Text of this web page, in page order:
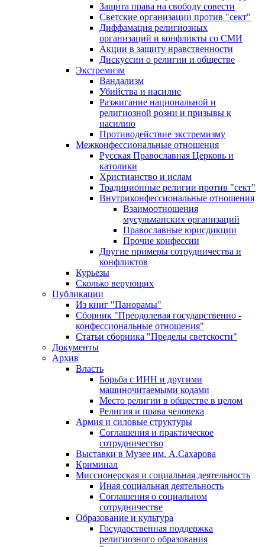
Защита права на свободу совести
Светские организации против "сект"
Диффамация религиозных
организаций и конфликты со СМИ
Акции в защиту нравственности
Дискуссии о религии и обществе
Экстремизм
Вандализм
Убийства и насилие
Разжигание национальной и
религиозной розни и призывы к
насилию
Противодействие экстремизму
Межконфессиональные отношения
Русская Православная Церковь и
католики
Христианство и ислам
Традиционные религии против "сект"
Внутриконфессиональные отношения
Взаимоотношения
мусульманских организаций
Православные юрисдикции
Прочие конфессии
Другие примеры сотрудничества и
конфликтов
Курьезы
Сколько верующих
Публикации
Из книг "Панорамы"
Сборник "Преодолевая государственно -
конфессиональные отношения"
Статьи сборника "Пределы светскости"
Документы
Архив
Власть
Борьба с ИНН и другими
машиночитаемыми кодами
Место религии в обществе в целом
Религия и права человека
Армия и силовые структуры
Соглашения и практическое
сотрудничество
Выставки в Музее им. А.Сахарова
Криминал
Миссионерская и социальная деятельность
Иная социальная деятельность
Соглашения о социальном
сотрудничестве
Образование и культура
Государственная поддержка
религиозного образования